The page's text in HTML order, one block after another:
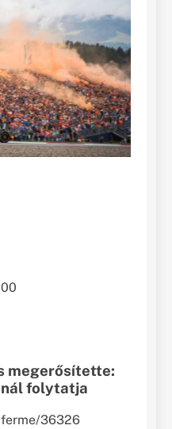
megerősítette:
folytatja
36326